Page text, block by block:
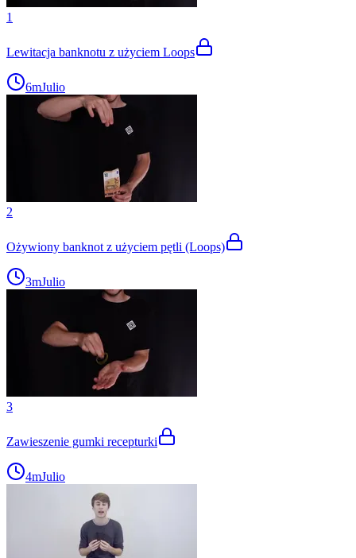
1
Lewitacja banknotu z użyciem Loops
6mJulio
2
Ożywiony banknot z użyciem pętli (Loops)
3mJulio
3
Zawieszenie gumki recepturki
4mJulio